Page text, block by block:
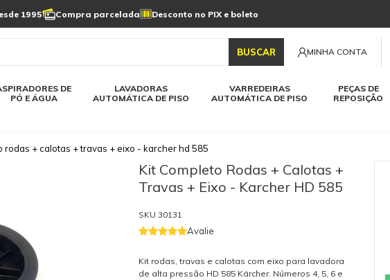
1995 Compra parcelada Desconto no PIX e boleto
BUSCAR MINHA CONTA
DE
PÓ E ÁGUA
Linha a bateria
LAVADORAS
AUTOMÁTICA DE PISO
VARREDEIRAS
AUTOMÁTICA DE PISO
PEÇAS DE
REPOSIÇÃO
Varredeiras automática
de painel
rodas + calotas + travas + eixo - karcher hd 585
Kit Completo Rodas + Calotas +
Travas + Eixo - Karcher HD 585
SKU 30131
Avalie
Kit rodas, travas e calotas com eixo para lavadora
de alta pressão HD 585 Kärcher. Números 4, 5, 6 e